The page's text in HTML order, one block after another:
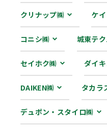
クリナップ㈱ ケ
コニシ㈱ 城東テ
セイホク㈱ ダイ
DAIKEN㈱ タカラ
デュポン・スタイロ㈱